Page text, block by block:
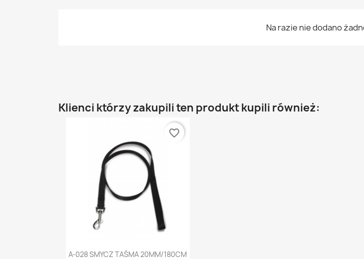
Na razie nie dodano
Klienci którzy zakupili ten produkt kupili również:
Szybki podgląd
A-028 SMYCZ TAŚMA 20MM/180CM
favorite_border